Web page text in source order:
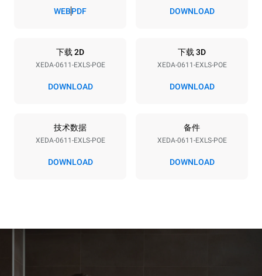
380-415V 3N~ / 220-240V
3~ / 220-240V 1~
11,6 kW
50 / 60 Hz 不包括
连接到的电网的能源组合；
WEBPDF DOWNLOAD
下载 2D
XEDA-0611-EXLS-POE
DOWNLOAD
下载 3D
XEDA-0611-EXLS-POE
DOWNLOAD
技术数据
XEDA-0611-EXLS-POE
DOWNLOAD
备件
XEDA-0611-EXLS-POE
DOWNLOAD